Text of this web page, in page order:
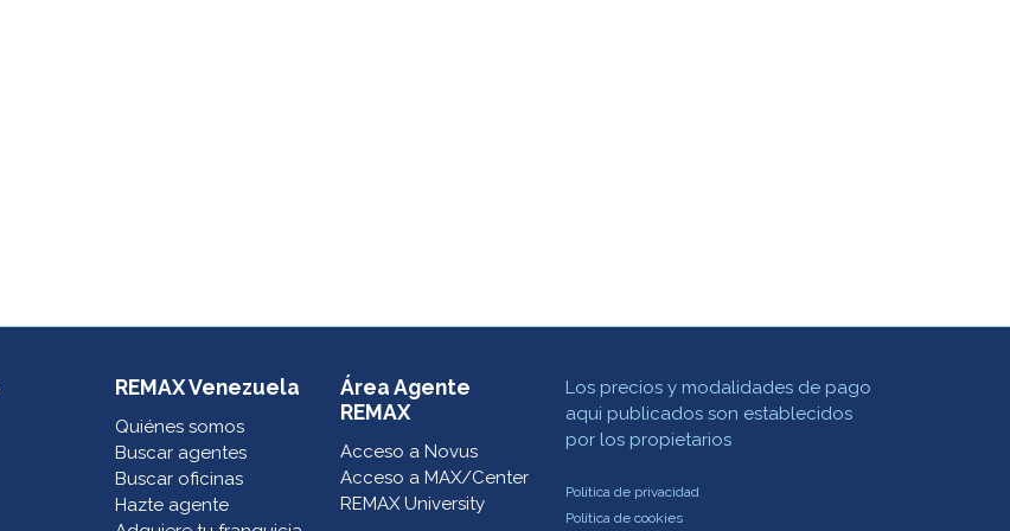
REMAX Venezuela
Quiénes somos
Buscar agentes
Buscar oficinas
Hazte agente
Área Agente
REMAX
Acceso a Novus
Acceso a MAX/Center
REMAX University
Los precios y modalidades de pago
aqui publicados son establecidos
por los propietarios
Política de privacidad
Política de cookies